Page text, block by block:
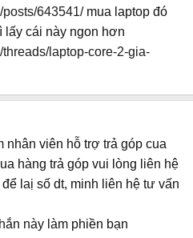
posts/643541/mua laptop đó
lấy cái này ngon hơn
laptop-core-2-gia-
nhân viên hỗ trợ trả góp cua
hàng trả góp vui lòng liên hệ
laị số dt, minh liên hệ tư vấn
này làm phiền bạn